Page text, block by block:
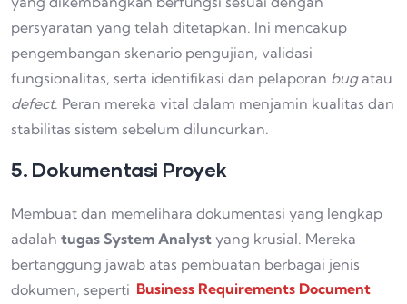
persyaratan yang telah ditetapkan. Ini mencakup
pengembangan skenario pengujian, validasi
fungsionalitas, serta identifikasi dan pelaporan bugatau
defect. Peran mereka vital dalam menjamin kualitas dan
stabilitas sistem sebelum diluncurkan.
5. Dokumentasi Proyek
Membuat dan memelihara dokumentasi yang lengkap
adalah tugas System Analyst yang krusial. Mereka
bertanggung jawab atas pembuatan berbagai jenis
dokumen, seperti Business Requirements Document